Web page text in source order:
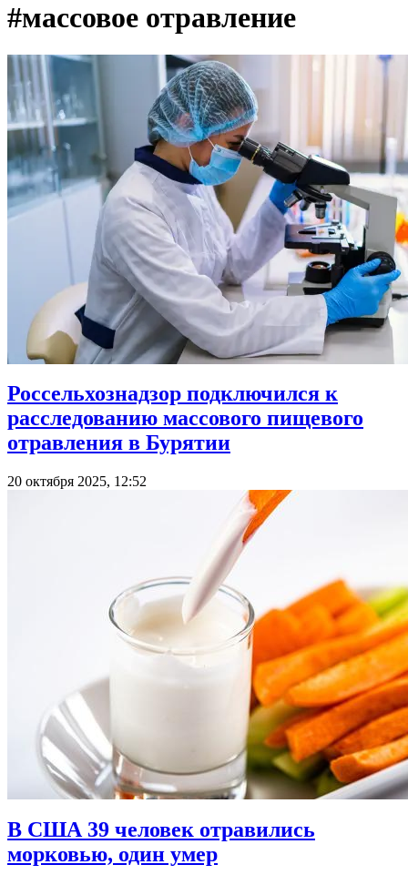
#массовое отравление
Россельхознадзор подключился к
расследованию массового пищевого
отравления в Бурятии
20 октября 2025, 12:52
В США 39 человек отравились
морковью, один умер